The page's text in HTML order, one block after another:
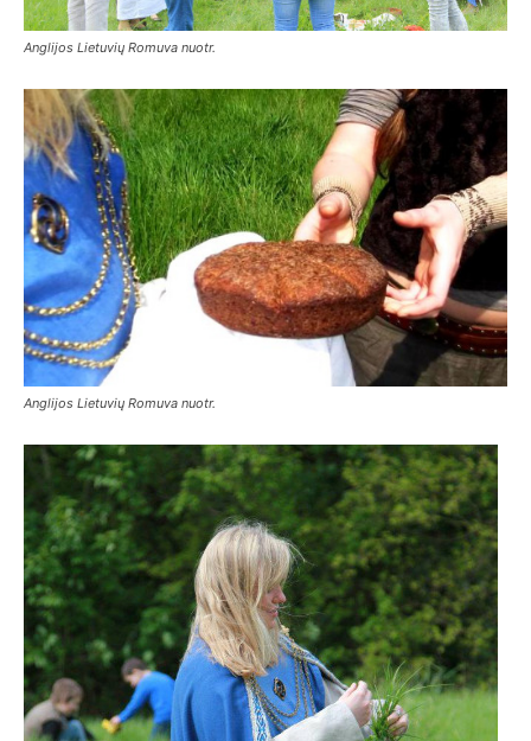
Anglijos Lietuvių Romuva nuotr.
Anglijos Lietuvių Romuva nuotr.